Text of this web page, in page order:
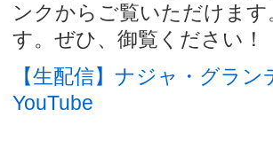
ンクからご覧いただけま
す。ぜひ、御覧ください！
【生配信】ナジャ・グラ
YouTube